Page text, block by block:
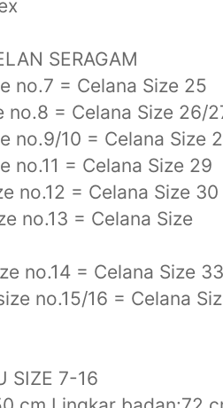
SERAGAM
no.7 = Celana Size 25
no.8 = Celana Size 26/
no.9/10 = Celana Size
no.11 = Celana Size 29
no.12 = Celana Size 30
no.13 = Celana Size
no.14 = Celana Size 33
no.15/16 = Celana
SIZE 7-16